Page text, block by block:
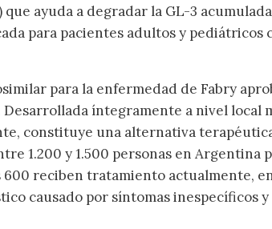
ayuda a degradar la GL-3
para pacientes adultos y pediátricos
para la enfermedad de Fabry
íntegramente a nivel local
constituye una alternativa
1.200 y 1.500 personas en Argentina
600 reciben tratamiento actualmente,
causado por síntomas inespecíficos